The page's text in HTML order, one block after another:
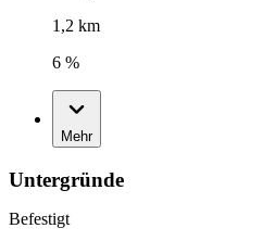
1,2 km
6 %
Mehr
Untergründe
Befestigt